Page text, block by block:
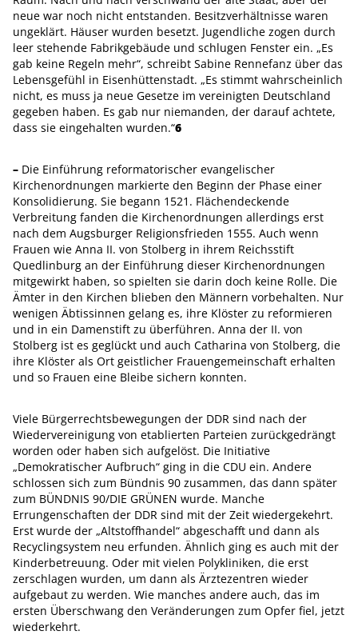
neue war noch nicht entstanden. Besitzverhältnisse waren
ungeklärt. Häuser wurden besetzt. Jugendliche zogen durch
leer stehende Fabrikgebäude und schlugen Fenster ein. „Es
gab keine Regeln mehr“, schreibt Sabine Rennefanz über das
Lebensgefühl in Eisenhüttenstadt. „Es stimmt wahrscheinlich
nicht, es muss ja neue Gesetze im vereinigten Deutschland
gegeben haben. Es gab nur niemanden, der darauf achtete,
dass sie eingehalten wurden.“6
– Die Einführung reformatorischer evangelischer
Kirchenordnungen markierte den Beginn der Phase einer
Konsolidierung. Sie begann 1521. Flächendeckende
Verbreitung fanden die Kirchenordnungen allerdings erst
nach dem Augsburger Religionsfrieden 1555. Auch wenn
Frauen wie Anna II. von Stolberg in ihrem Reichsstift
Quedlinburg an der Einführung dieser Kirchenordnungen
mitgewirkt haben, so spielten sie darin doch keine Rolle. Die
Ämter in den Kirchen blieben den Männern vorbehalten. Nur
wenigen Äbtissinnen gelang es, ihre Klöster zu reformieren
und in ein Damenstift zu überführen. Anna der II. von
Stolberg ist es geglückt und auch Catharina von Stolberg, die
ihre Klöster als Ort geistlicher Frauengemeinschaft erhalten
und so Frauen eine Bleibe sichern konnten.
Viele Bürgerrechtsbewegungen der DDR sind nach der
Wiedervereinigung von etablierten Parteien zurückgedrängt
worden oder haben sich aufgelöst. Die Initiative
„Demokratischer Aufbruch“ ging in die CDU ein. Andere
schlossen sich zum Bündnis 90 zusammen, das dann später
zum BÜNDNIS 90/DIE GRÜNEN wurde. Manche
Errungenschaften der DDR sind mit der Zeit wiedergekehrt.
Erst wurde der „Altstoffhandel“ abgeschafft und dann als
Recyclingsystem neu erfunden. Ähnlich ging es auch mit der
Kinderbetreuung. Oder mit vielen Polykliniken, die erst
zerschlagen wurden, um dann als Ärztezentren wieder
aufgebaut zu werden. Wie manches andere auch, das im
ersten Überschwang den Veränderungen zum Opfer fiel, jetzt
wiederkehrt.